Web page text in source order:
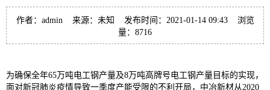
作者：admin 来源：未知 发布时间：2021-01-14 09:43 浏览
量： 8716
为确保全年65万吨电工钢产量及8万吨高牌号电工钢产量目标的实现，
面对新冠肺炎疫情导致一季度产能受限的不利开局，中冶新材从2020